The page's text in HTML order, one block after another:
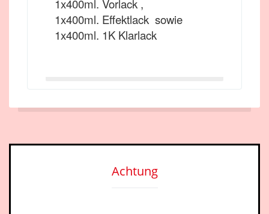
1x400ml. Vorlack ,
1x400ml. Effektlack sowie
1x400ml. 1K Klarlack
Achtung